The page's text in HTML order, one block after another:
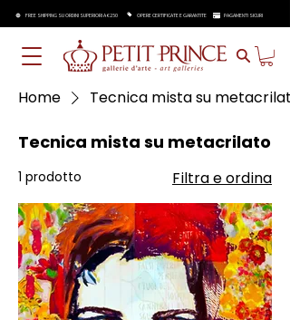
FREE SHIPPING SU ORDINI SUPERIORI A €250 OPERE CERTIFICATE E GARANTITE PAGAMENTI SICURI
Home Tecnica mista su metacrilato
Tecnica mista su metacrilato
1 prodotto Filtra e ordina